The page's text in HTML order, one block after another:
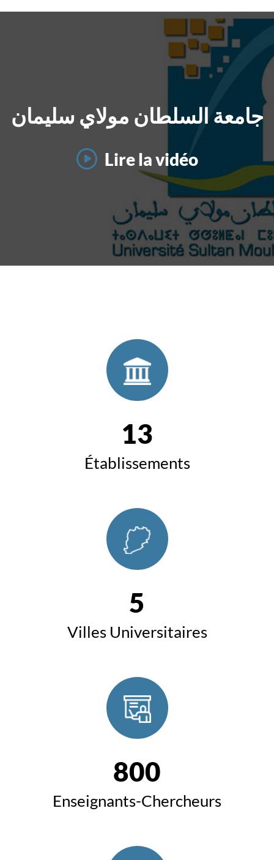
جامعة السلطان مولاي سليمان
Lire la vidéo
13
Établissements
5
Villes Universitaires
800
Enseignants-Chercheurs